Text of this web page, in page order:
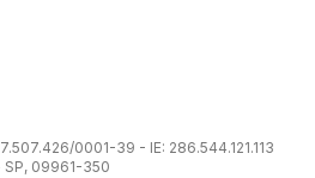
0001-39 - IE: 286.544.121.113
SP, 09961-350